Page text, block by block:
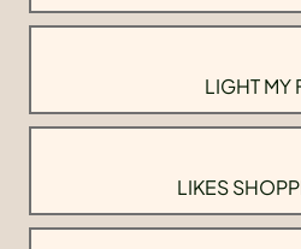
LIGHT MY
LIKES